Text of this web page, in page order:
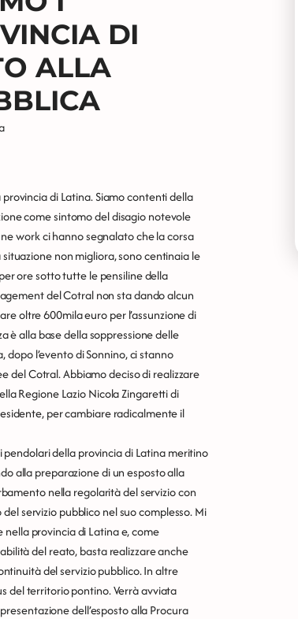
DI
ALLA
di Latina. Siamo contenti della
come sintomo del disagio notevole
work ci hanno segnalato che la corsa
non migliora, sono centinaia le
ore sotto tutte le pensiline della
del Cotral non sta dando alcun
oltre 600mila euro per l’assunzione di
è alla base della soppressione delle
l’evento di Sonnino, ci stanno
del Cotral. Abbiamo deciso di realizzare
Regione Lazio Nicola Zingaretti di
per cambiare radicalmente il
della provincia di Latina meritino
alla preparazione di un esposto alla
nella regolarità del servizio con
servizio pubblico nel suo complesso. Mi
provincia di Latina e, come
del reato, basta realizzare anche
del servizio pubblico. In altre
del territorio pontino. Verrà avviata
dell’esposto alla Procura